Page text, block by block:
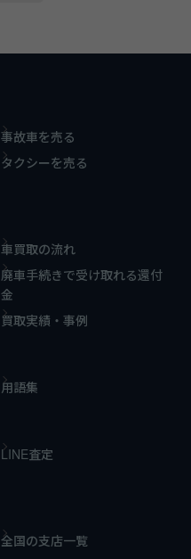
事故車を売る
タクシーを売る
車買取の流れ
廃車手続きで受け取れる還付
金
買取実績・事例
用語集
LINE査定
全国の支店一覧